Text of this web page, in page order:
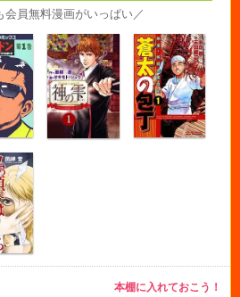
会員無料漫画がいっぱい／
本棚に入れておこう！